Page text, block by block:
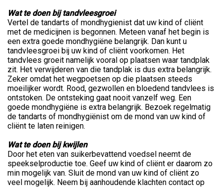
Wat te doen bij tandvleesgroei
Vertel de tandarts of mondhygienist dat uw kind of cliënt
met de medicijnen is begonnen. Meteen vanaf het begin is
een extra goede mondhygiëne belangrijk. Dan kunt u
tandvleesgroei bij uw kind of cliënt voorkomen. Het
tandvlees groeit namelijk vooral op plaatsen waar tandplak
zit. Het verwijderen van die tandplak is dus extra belangrijk.
Zeker omdat het wegpoetsen op die plaatsen steeds
moeilijker wordt. Rood, gezwollen en bloedend tandvlees is
ontstoken. De ontsteking gaat nooit vanzelf weg. Een
goede mondhygiëne is extra belangrijk. Bezoek regelmatig
de tandarts of mondhygiënist om de mond van uw kind of
cliënt te laten reinigen.
Wat te doen bij kwijlen
Door het eten van suikerbevattend voedsel neemt de
speekselproductie toe. Geef uw kind of cliënt er daarom zo
min mogelijk van. Sluit de mond van uw kind of cliënt zo
veel mogelijk. Neem bij aanhoudende klachten contact op